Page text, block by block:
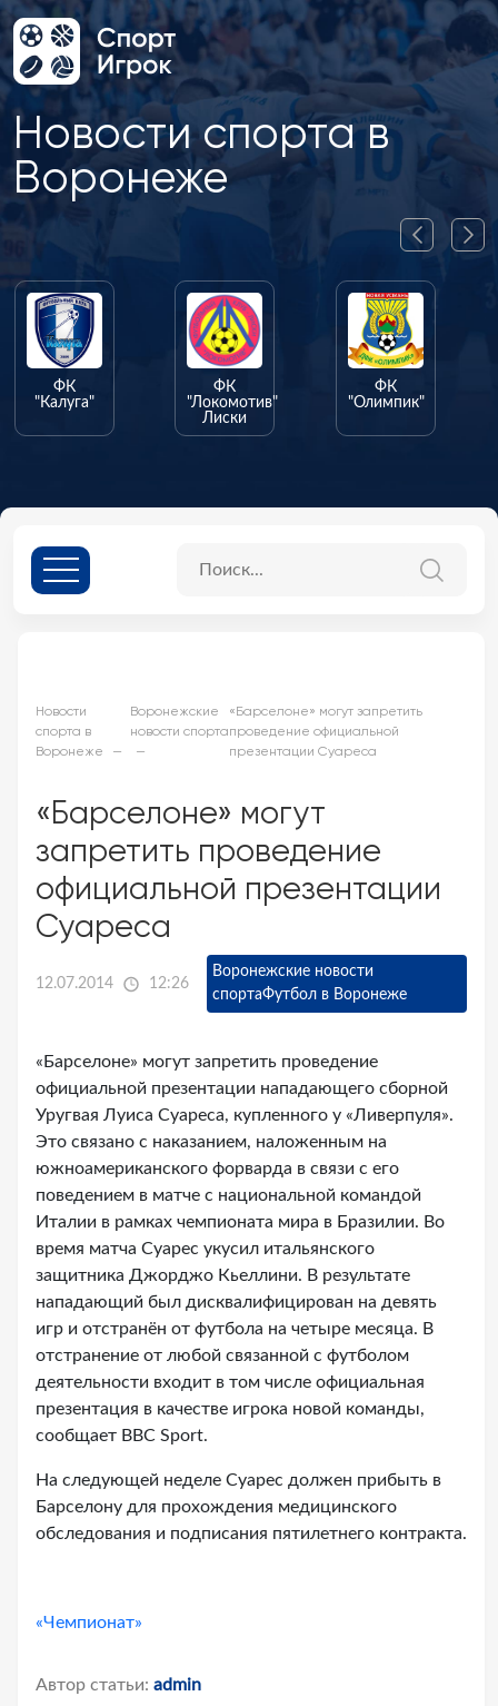
Новости спорта в
Воронеже
"Локомотив"
"Олимпик"
Новости
спорта в
Воронеже
Воронежские
новости спорта
«Барселоне» могут запретить
проведение официальной
презентации Суареса
«Барселоне» могут
запретить проведение
официальной презентации
Суареса
12.07.2014 12:26
Воронежские новости
спортаФутбол в Воронеже
«Барселоне» могут запретить проведение
официальной презентации нападающего сборной
Уругвая Луиса Суареса, купленного у «Ливерпуля».
Это связано с наказанием, наложенным на
южноамериканского форварда в связи с его
поведением в матче с национальной командой
Италии в рамках чемпионата мира в Бразилии. Во
время матча Суарес укусил итальянского
защитника Джорджо Кьеллини. В результате
нападающий был дисквалифицирован на девять
игр и отстранён от футбола на четыре месяца. В
отстранение от любой связанной с футболом
деятельности входит в том числе официальная
презентация в качестве игрока новой команды,
сообщает BBC Sport.
На следующей неделе Суарес должен прибыть в
Барселону для прохождения медицинского
обследования и подписания пятилетнего контракта.
«Чемпионат»
Автор статьи: admin